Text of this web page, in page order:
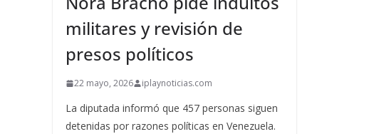
militares y revisión de
presos políticos
22 mayo, 2026 iplaynoticias.com
La diputada informó que 457 personas siguen
detenidas por razones políticas en Venezuela.